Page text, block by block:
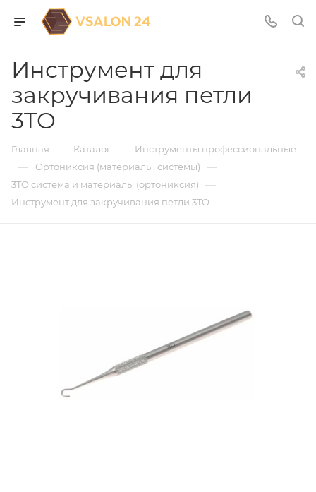
Инструмент для
закручивания петли
3TO
Главная — Каталог — Инструменты профессиональные
— Ортониксия (материалы, системы) —
3TO система и материалы (ортониксия) —
Инструмент для закручивания петли 3TO